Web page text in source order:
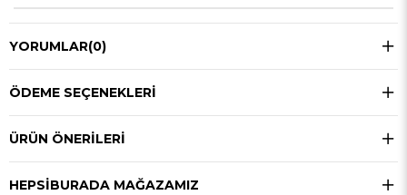
YORUMLAR(0)
ÖDEME SEÇENEKLERI
ÜRÜN ÖNERILERI
HEPSIBURADA MAĞAZAMIZ